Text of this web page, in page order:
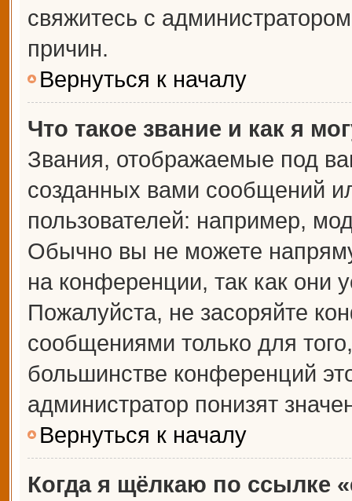
свяжитесь с
причин.
Вернуться к началу
Что такое звание и как я
Звания, отображаемые под
созданных вами сообщений
пользователей: например,
Обычно вы не можете
на конференции, так как они
Пожалуйста, не засоряйте
сообщениями только для
большинстве конференций
администратор понизят
Вернуться к началу
Когда я щёлкаю по ссылке